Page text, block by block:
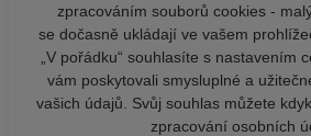
zpracováním souborů cookies -
se dočasně ukládají ve vašem
„V pořádku“ souhlasíte s nastavením
vám poskytovali smysluplné a
vašich údajů. Svůj souhlas můžete
zpracování osobních